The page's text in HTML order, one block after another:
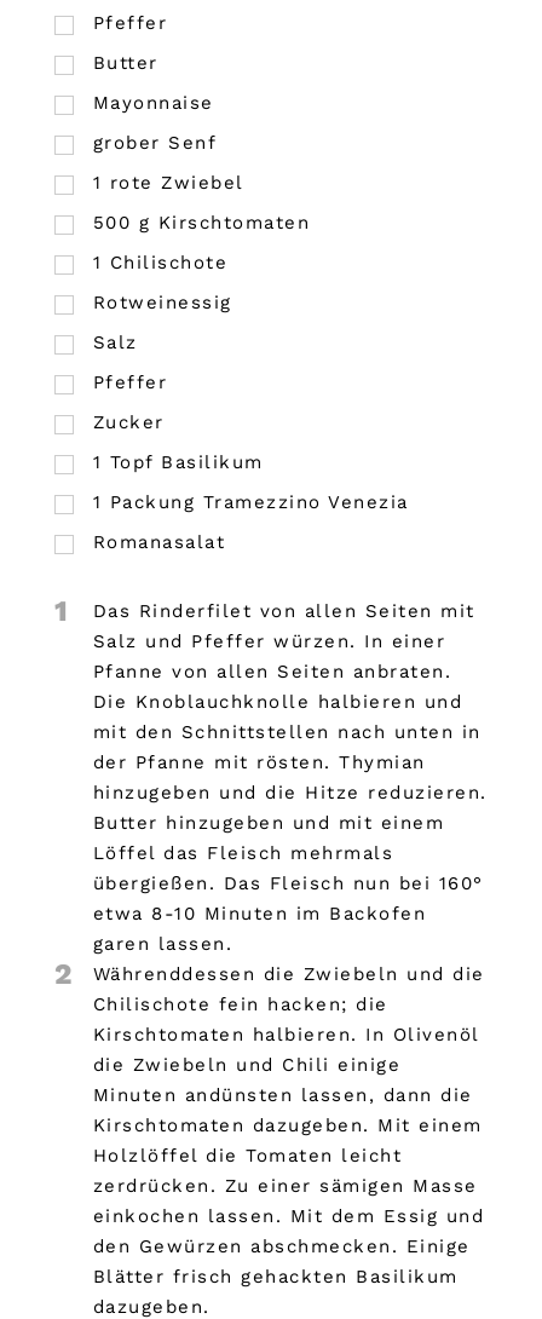
Pfeffer
Butter
Mayonnaise
grober Senf
1 rote Zwiebel
500 g Kirschtomaten
1 Chilischote
Rotweinessig
Salz
Pfeffer
Zucker
1 Topf Basilikum
1 Packung Tramezzino Venezia
Romanasalat
1
Das Rinderfilet von allen Seiten mit
Salz und Pfeffer würzen. In einer
Pfanne von allen Seiten anbraten.
Die Knoblauchknolle halbieren und
mit den Schnittstellen nach unten in
der Pfanne mit rösten. Thymian
hinzugeben und die Hitze reduzieren.
Butter hinzugeben und mit einem
Löffel das Fleisch mehrmals
übergießen. Das Fleisch nun bei 160°
etwa 8-10 Minuten im Backofen
garen lassen.
2
Währenddessen die Zwiebeln und die
Chilischote fein hacken; die
Kirschtomaten halbieren. In Olivenöl
die Zwiebeln und Chili einige
Minuten andünsten lassen, dann die
Kirschtomaten dazugeben. Mit einem
Holzlöffel die Tomaten leicht
zerdrücken. Zu einer sämigen Masse
einkochen lassen. Mit dem Essig und
den Gewürzen abschmecken. Einige
Blätter frisch gehackten Basilikum
dazugeben.